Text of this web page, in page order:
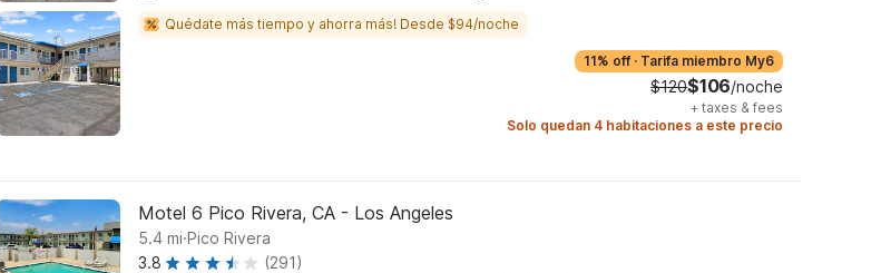
Quédate más tiempo y ahorra más! Desde $94/noche
11% off · Tarifa miembro My6
$120$106/noche
+ taxes & fees
Solo quedan 4 habitaciones a este precio
Motel 6 Pico Rivera, CA - Los Angeles
5.4 mi.Pico Rivera
3.8
(291)